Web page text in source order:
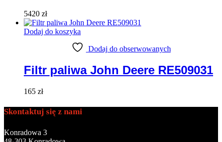
5420 zł
Dodaj do koszyka
Dodaj do obserwowanych
Filtr paliwa John Deere RE509031
165 zł
Skontaktuj się z nami
Konradowa 3